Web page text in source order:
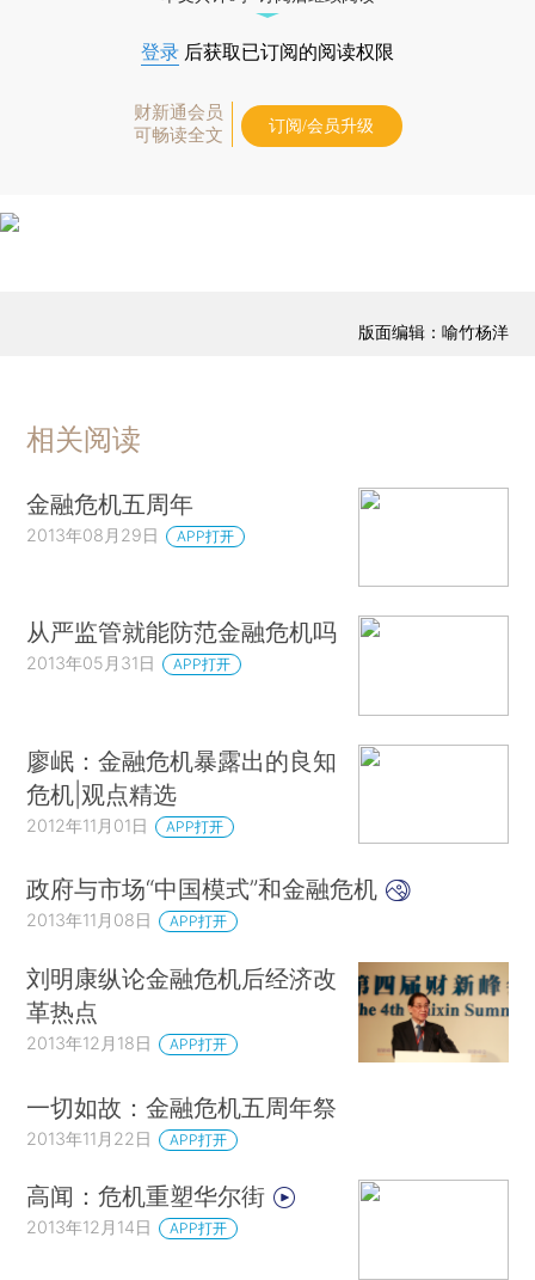
登录 后获取已订阅的阅读权限
财新通会员
可畅读全文
订阅/会员升级
版面编辑：喻竹杨洋
相关阅读
金融危机五周年
2013年08月29日 APP打开
从严监管就能防范金融危机吗
2013年05月31日 APP打开
廖岷：金融危机暴露出的良知
危机|观点精选
2012年11月01日 APP打开
政府与市场“中国模式”和金融危机
2013年11月08日 APP打开
刘明康纵论金融危机后经济改
革热点
2013年12月18日 APP打开
一切如故：金融危机五周年祭
2013年11月22日 APP打开
高闻：危机重塑华尔街
2013年12月14日 APP打开